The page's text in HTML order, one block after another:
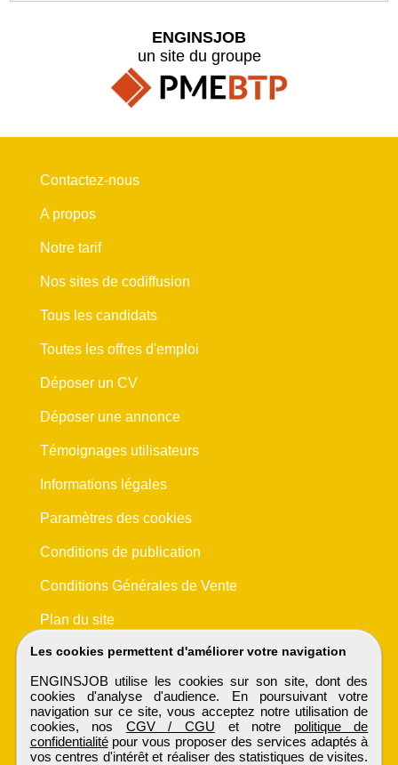
Les cookies permettent d'améliorer votre navigation
ENGINSJOB utilise les cookies sur son site, dont des
cookies d'analyse d'audience. En poursuivant votre
navigation sur ce site, vous acceptez notre utilisation de
cookies, nos CGV / CGU et notre politique de
confidentialitépour vous proposer des services adaptés à
vos centres d'intérêt et réaliser des statistiques de visites.
ENGINSJOB
un site du groupe
Contactez-nous
A propos
Notre tarif
Nos sites de codiffusion
Tous les candidats
Toutes les offres d'emploi
Déposer un CV
Déposer une annonce
Témoignages utilisateurs
Informations légales
Paramètres des cookies
Conditions de publication
Conditions Générales de Vente
Plan du site